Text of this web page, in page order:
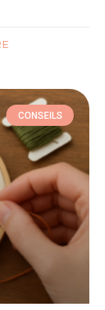
CONSEILS